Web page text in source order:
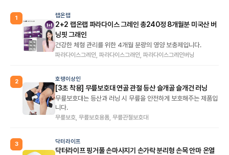
1 랩온랩
2+2 랩온랩 파라다이스 그레인 총240정 8개월분 미국산 버
닝핏 그래인
건강한 체형 관리를 위한 4개월 분량의 영양 보충제입니다.
파라다이스그레인, 파라다이스그래인, 파라다이스그레인버닝
2 호랭이상인
[3초 착용] 무릎보호대 연골 관절 등산 슬개골 슬개건 러닝
무릎보호대는 등산과 러닝 시 무릎을 안전하게 보호해주는 제품입
니다.
무릎보호, 무릎보호용품, 무릎관절보호대
3 닥터라이프
닥터라이프 핑거풀 손마사지기 손가락 분리형 손목 안마 온열